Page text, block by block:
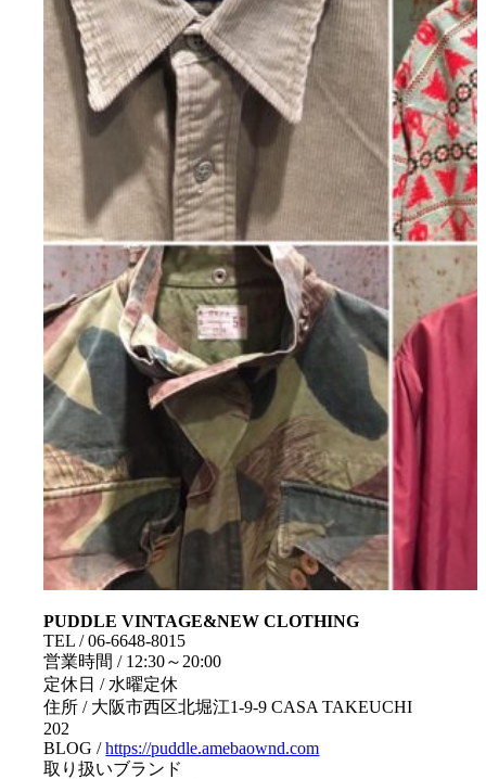
PUDDLE VINTAGE&NEW CLOTHING
TEL / 06-6648-8015
営業時間 / 12:30～20:00
定休日 / 水曜定休
住所 / 大阪市西区北堀江1-9-9 CASA TAKEUCHI
202
BLOG /https://puddle.amebaownd.com
取り扱いブランド